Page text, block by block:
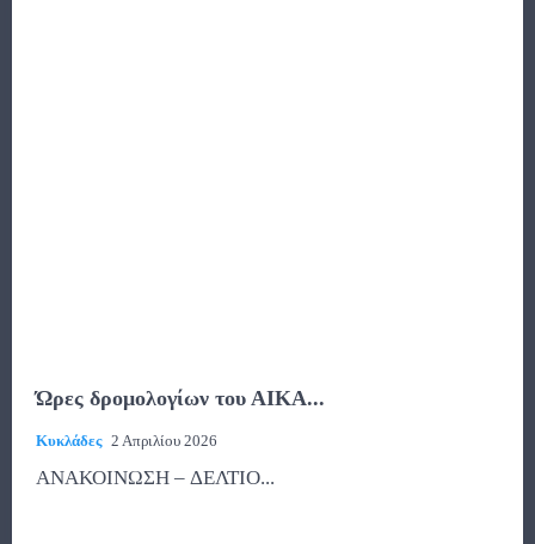
Ώρες δρομολογίων του ΑΙΚΑ...
Κυκλάδες 2 Απριλίου 2026
ΑΝΑΚΟΙΝΩΣΗ – ΔΕΛΤΙΟ...